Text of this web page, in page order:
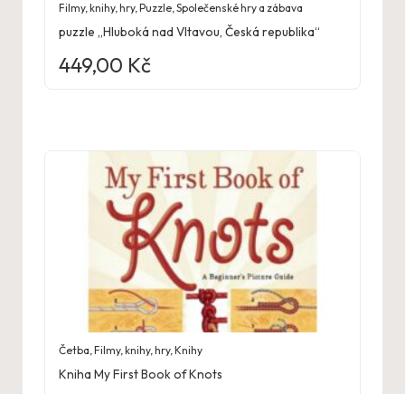
Filmy, knihy, hry,Puzzle,Společenské hry a zábava
puzzle „Hluboká nad Vltavou, Česká republika“
449,00 Kč
Četba,Filmy, knihy, hry,Knihy
Kniha My First Book of Knots